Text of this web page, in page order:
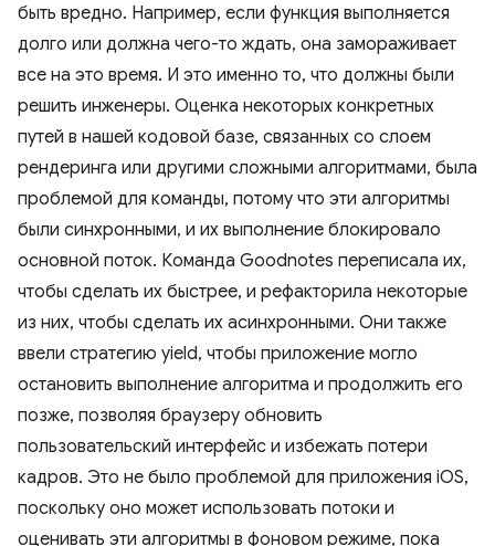
быть вредно. Например, если функция выполняется
долго или должна чего-то ждать, она замораживает
все на это время. И это именно то, что должны были
решить инженеры. Оценка некоторых конкретных
путей в нашей кодовой базе, связанных со слоем
рендеринга или другими сложными алгоритмами, была
проблемой для команды, потому что эти алгоритмы
были синхронными, и их выполнение блокировало
основной поток. Команда Goodnotes переписала их,
чтобы сделать их быстрее, и рефакторила некоторые
из них, чтобы сделать их асинхронными. Они также
ввели стратегию yield, чтобы приложение могло
остановить выполнение алгоритма и продолжить его
позже, позволяя браузеру обновить
пользовательский интерфейс и избежать потери
кадров. Это не было проблемой для приложения iOS,
поскольку оно может использовать потоки и
оценивать эти алгоритмы в фоновом режиме, пока